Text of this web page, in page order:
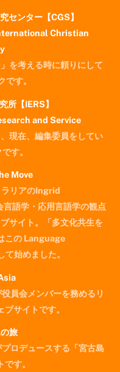
センター【CGS】
Christian
を考える時に頼りにして
です。
所【IERS】
and Service
現在、編集委員をしてい
す。
Move
ラリアのIngrid
語学・応用言語学の観点
サイト。「多文化共生を
この Language
始めました。
員会メンバーを務めるリ
サイトです。
旅
ロデュースする「宮古島
す。